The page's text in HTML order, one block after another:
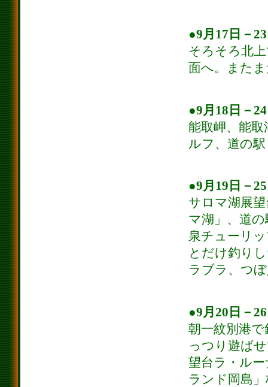
●9月17日－
そろそろ北
面へ。また
●9月18日－
能取岬、能
ルフ、道の
●9月19日－
サロマ湖展
マ湖」、道
泉チューリ
とだけ釣り
ラブラ、つ
●9月20日－
朝一紋別港
っつり遊ば
望台ラ・ル
ランド岡島